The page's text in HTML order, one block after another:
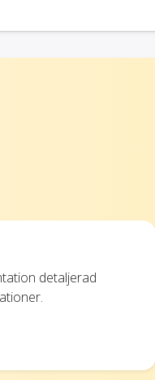
detaljerad